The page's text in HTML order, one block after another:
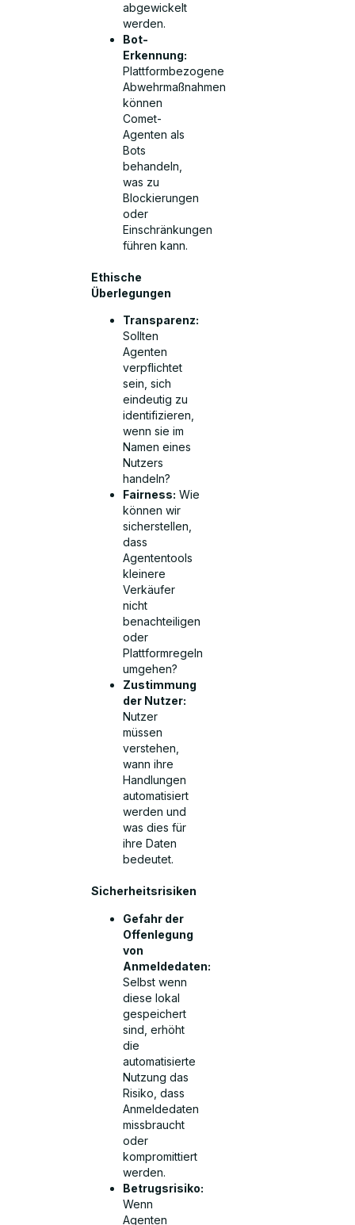
abgewickelt
werden.
Bot-
Erkennung:
Plattformbezogene
Abwehrmaßnahmen
können
Comet-
Agenten als
Bots
behandeln,
was zu
Blockierungen
oder
Einschränkungen
führen kann.
Ethische
Überlegungen
Transparenz:
Sollten
Agenten
verpflichtet
sein, sich
eindeutig zu
identifizieren,
wenn sie im
Namen eines
Nutzers
handeln?
Fairness: Wie
können wir
sicherstellen,
dass
Agententools
kleinere
Verkäufer
nicht
benachteiligen
oder
Plattformregeln
umgehen?
Zustimmung
der Nutzer:
Nutzer
müssen
verstehen,
wann ihre
Handlungen
automatisiert
werden und
was dies für
ihre Daten
bedeutet.
Sicherheitsrisiken
Gefahr der
Offenlegung
von
Anmeldedaten:
Selbst wenn
diese lokal
gespeichert
sind, erhöht
die
automatisierte
Nutzung das
Risiko, dass
Anmeldedaten
missbraucht
oder
kompromittiert
werden.
Betrugsrisiko:
Wenn
Agenten